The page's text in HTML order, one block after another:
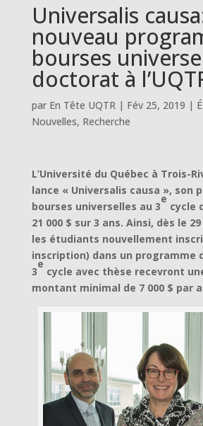
Universalis
nouveau
bourses
doctorat à
par En Tête UQTR| Fév 25, 2019 |
Nouvelles, Recherche
L’Université du Québec à Trois-
lance « Universalis causa », son
bourses universelles au 3
e
cycle
21 000 $ sur 3 ans. Ainsi, dès le
les étudiants nouvellement
inscription) dans un programme
3
e
cycle avec thèse recevront
montant minimal de 7 000 $ par